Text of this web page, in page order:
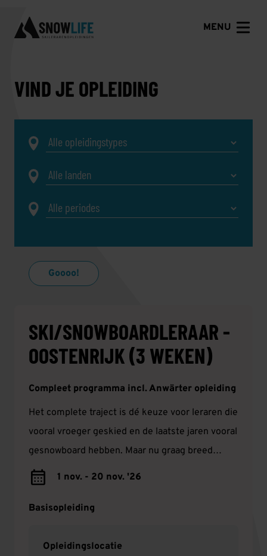
MENU
VIND JE OPLEIDING
Goooo!
SKI/SNOWBOARDLERAAR -
OOSTENRIJK (3 WEKEN)
Compleet programma incl. Anwärter opleiding
Het complete traject is dé keuze voor leraren die
vooral vroeger geskied en de laatste jaren vooral
gesnowboard hebben. Maar nu graag breed
inzetbaar zijn en daarom kiezen voor de ski- én
verzekerd van een leuke baan!
1 nov. - 20 nov. '26
Basisopleiding
Opleidingslocatie